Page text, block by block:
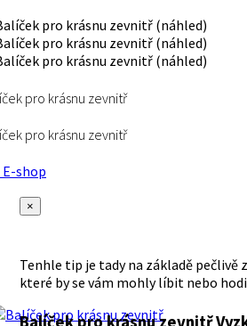
pro krásnu zevnitř
pro krásnu zevnitř
shop
×
Tenhle tip je tady na základě pečlivě
které by se vám mohly líbit nebo
Balíček pro krásnu zevnitř